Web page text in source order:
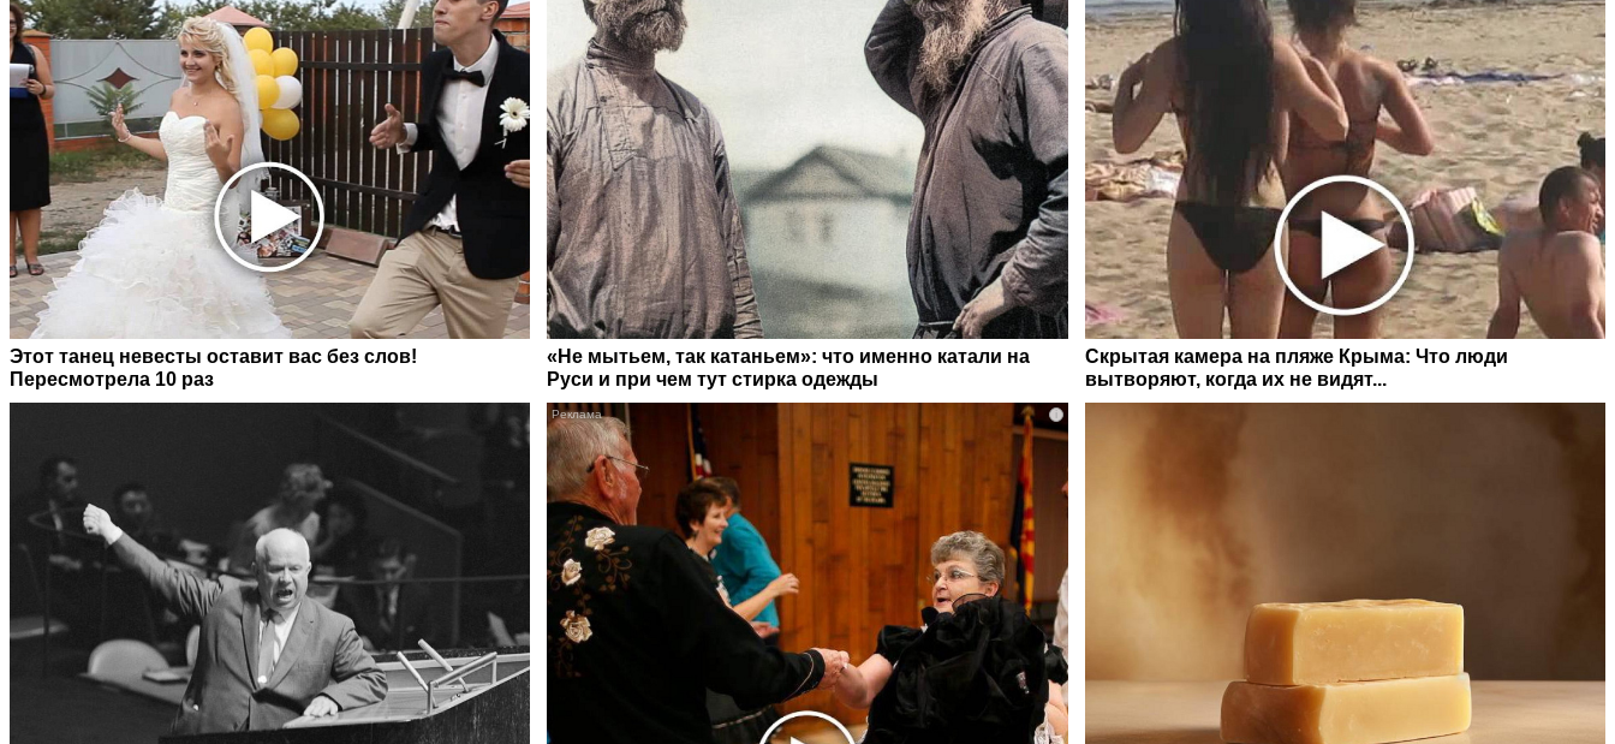
Этот танец невесты оставит вас без слов!
Пересмотрела 10 раз
«Не мытьем, так катаньем»: что именно катали на
Руси и при чем тут стирка одежды
Скрытая камера на пляже Крыма: Что люди
вытворяют, когда их не видят...
i